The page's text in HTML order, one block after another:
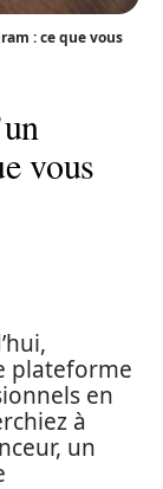
: ce que vous
vous
plateforme
en
à
un